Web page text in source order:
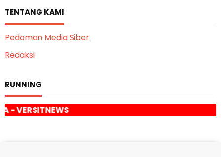
TENTANG KAMI
Pedoman Media Siber
Redaksi
RUNNING